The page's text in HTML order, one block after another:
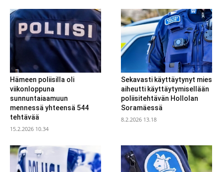
Hämeen poliisilla oli
viikonloppuna
sunnuntaiaamuun
mennessä yhteensä 544
tehtävää
15.2.2026 10.34
Sekavasti käyttäytynyt mies
aiheutti käyttäytymisellään
poliisitehtävän Hollolan
Soramäessä
8.2.2026 13.18